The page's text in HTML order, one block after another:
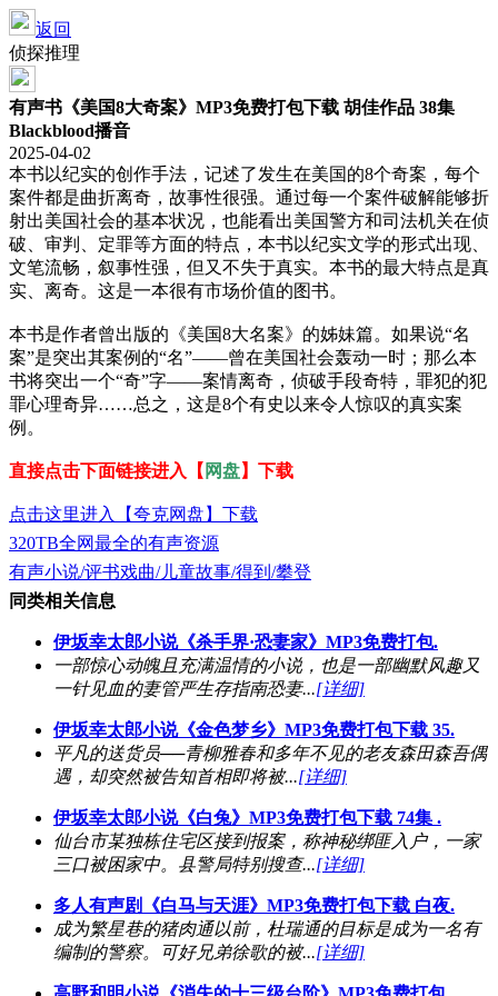
返回
侦探推理
有声书《美国8大奇案》MP3免费打包下载 胡佳作品 38集
Blackblood播音
2025-04-02
本书以纪实的创作手法，记述了发生在美国的8个奇案，每个
案件都是曲折离奇，故事性很强。通过每一个案件破解能够折
射出美国社会的基本状况，也能看出美国警方和司法机关在侦
破、审判、定罪等方面的特点，本书以纪实文学的形式出现、
文笔流畅，叙事性强，但又不失于真实。本书的最大特点是真
实、离奇。这是一本很有市场价值的图书。
本书是作者曾出版的《美国8大名案》的姊妹篇。如果说“名
案”是突出其案例的“名”——曾在美国社会轰动一时；那么本
书将突出一个“奇”字——案情离奇，侦破手段奇特，罪犯的犯
罪心理奇异……总之，这是8个有史以来令人惊叹的真实案
例。
直接点击下面链接进入【 网盘】下载
点击这里进入【夸克网盘】下载
320TB全网最全的有声资源
有声小说/评书戏曲/儿童故事/得到/攀登
同类相关信息
伊坂幸太郎小说《杀手界·恐妻家》MP3免费打包.
一部惊心动魄且充满温情的小说，也是一部幽默风趣又
一针见血的妻管严生存指南恐妻...[详细]
伊坂幸太郎小说《金色梦乡》MP3免费打包下载 35.
平凡的送货员──青柳雅春和多年不见的老友森田森吾偶
遇，却突然被告知首相即将被...[详细]
伊坂幸太郎小说《白兔》MP3免费打包下载 74集 .
仙台市某独栋住宅区接到报案，称神秘绑匪入户，一家
三口被困家中。县警局特别搜查...[详细]
多人有声剧《白马与天涯》MP3免费打包下载 白夜.
成为繁星巷的猪肉通以前，杜瑞通的目标是成为一名有
编制的警察。可好兄弟徐歌的被...[详细]